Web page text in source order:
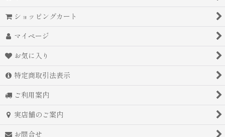
ショッピングカート
マイページ
お気に入り
特定商取引法表示
ご利用案内
実店舗のご案内
お問合せ